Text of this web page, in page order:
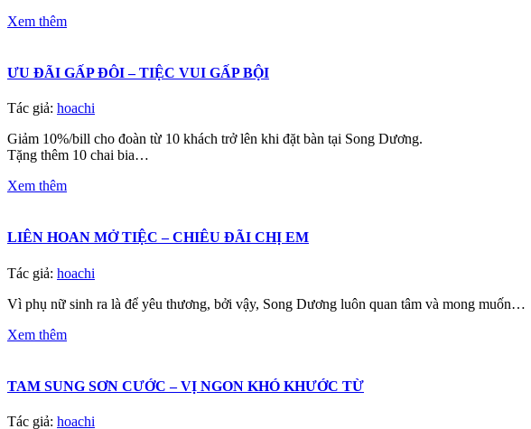
Xem thêm
ƯU ĐÃI GẤP ĐÔI – TIỆC VUI GẤP BỘI️
Tác giả: hoachi
Giảm 10%/bill cho đoàn từ 10 khách trở lên khi đặt bàn tại Song Dương.
Tặng thêm 10 chai bia…
Xem thêm
LIÊN HOAN MỞ TIỆC – CHIÊU ĐÃI CHỊ EM
Tác giả: hoachi
Vì phụ nữ sinh ra là để yêu thương, bởi vậy, Song Dương luôn quan tâm và mong muốn…
Xem thêm
TAM SUNG SƠN CƯỚC – VỊ NGON KHÓ KHƯỚC TỪ
Tác giả: hoachi